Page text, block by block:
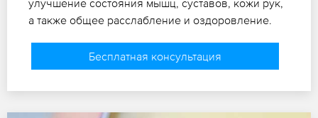
улучшение состояния мышц, суставов, кожи рук,
а также общее расслабление и оздоровление.
Бесплатная консультация